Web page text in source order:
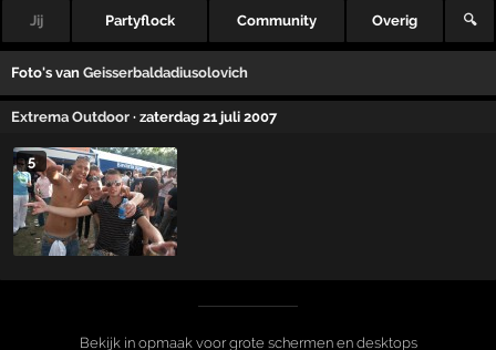
Jij Partyflock Community Overig 🔍
Foto's vanGeisserbaldadiusolovich
Extrema Outdoor · zaterdag 21 juli 2007
5
Bekijk in opmaak voor grote schermen en desktops